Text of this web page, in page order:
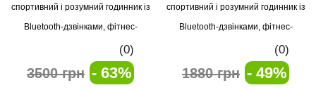
спортивний і розумний годинник із
Bluetooth-дзвінками, фітнес-
трекером та моніторингом
здоров’я
(0)
3500 грн - 63%
спортивний і розумний годинник із
Bluetooth-дзвінками, фітнес-
трекером та моніторингом
здоров’я
(0)
1880 грн - 49%